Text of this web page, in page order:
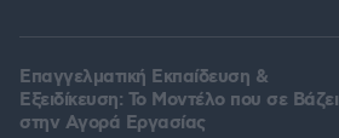
Επαγγελματική Εκπαίδευση &
Εξειδίκευση: Το Mοντέλο που σε Bάζει
στην Aγορά Eργασίας